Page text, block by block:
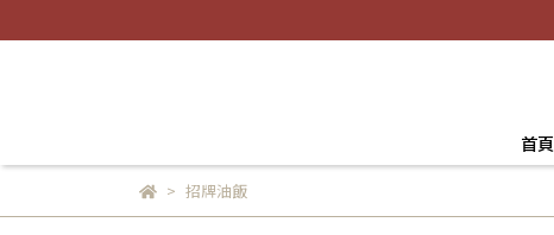
首頁
招牌油飯